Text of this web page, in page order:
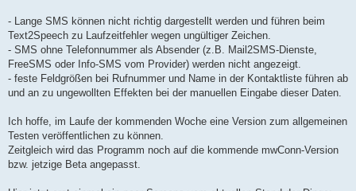
- Lange SMS können nicht richtig dargestellt werden und führen beim
Text2Speech zu Laufzeitfehler wegen ungültiger Zeichen.
- SMS ohne Telefonnummer als Absender (z.B. Mail2SMS-Dienste,
FreeSMS oder Info-SMS vom Provider) werden nicht angezeigt.
- feste Feldgrößen bei Rufnummer und Name in der Kontaktliste führen ab
und an zu ungewollten Effekten bei der manuellen Eingabe dieser Daten.
Ich hoffe, im Laufe der kommenden Woche eine Version zum allgemeinen
Testen veröffentlichen zu können.
Zeitgleich wird das Programm noch auf die kommende mwConn-Version
bzw. jetzige Beta angepasst.